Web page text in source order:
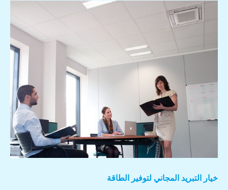
خيار التبريد المجاني لتوفير الطاقة